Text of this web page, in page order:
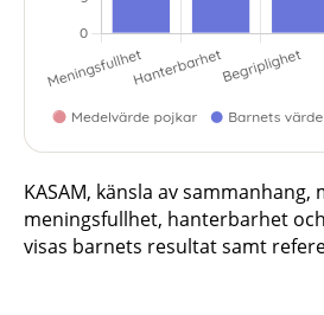
KASAM, känsla av sammanhang,
meningsfullhet, hanterbarhet
visas barnets resultat samt